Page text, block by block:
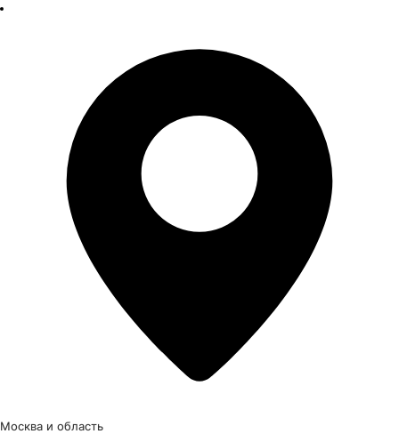
Москва и область